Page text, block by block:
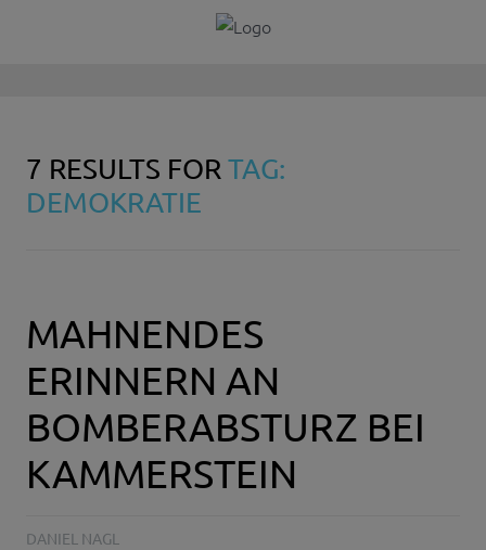
7 RESULTS FORTAG:
DEMOKRATIE
MAHNENDES
ERINNERN AN
BOMBERABSTURZ BEI
KAMMERSTEIN
DANIEL NAGL